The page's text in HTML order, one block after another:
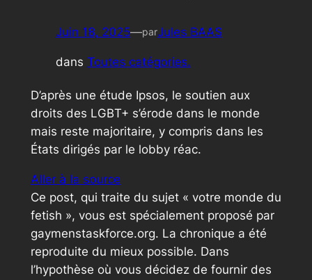
Juin 18, 2025—parJules BAAS
dans Toutes catégories.
D’après une étude Ipsos, le soutien aux
droits des LGBT+ s’érode dans le monde
mais reste majoritaire, y compris dans les
États dirigés par le lobby réac.
Aller à la source
Ce post, qui traite du sujet « votre monde du
fetish », vous est spécialement proposé par
gaymenstaskforce.org. La chronique a été
reproduite du mieux possible. Dans
l’hypothèse où vous décidez de fournir des